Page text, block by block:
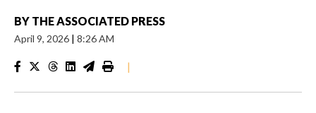
BY THE ASSOCIATED PRESS
April 9, 2026 | 8:26 AM
|